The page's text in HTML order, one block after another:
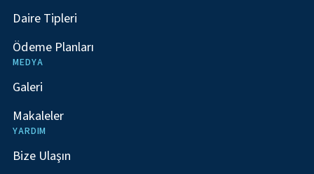
Daire Tipleri
Ödeme Planları
MEDYA
Galeri
Makaleler
YARDIM
Bize Ulaşın